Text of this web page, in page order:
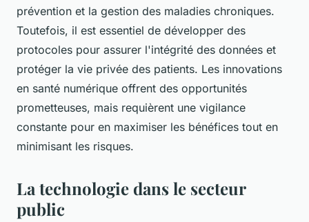
prévention et la gestion des maladies chroniques.
Toutefois, il est essentiel de développer des
protocoles pour assurer l'intégrité des données et
protéger la vie privée des patients. Les innovations
en santé numérique offrent des opportunités
prometteuses, mais requièrent une vigilance
constante pour en maximiser les bénéfices tout en
minimisant les risques.
La technologie dans le secteur
public